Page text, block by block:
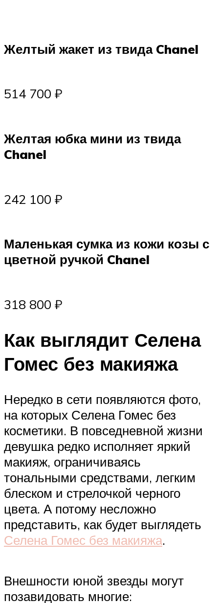
Желтый жакет из твида Chanel
514 700 ₽
Желтая юбка мини из твида
Chanel
242 100 ₽
Маленькая сумка из кожи козы с
цветной ручкой Chanel
318 800 ₽
Как выглядит Селена
Гомес без макияжа
Нередко в сети появляются фото,
на которых Селена Гомес без
косметики. В повседневной жизни
девушка редко исполняет яркий
макияж, ограничиваясь
тональными средствами, легким
блеском и стрелочкой черного
цвета. А потому несложно
представить, как будет выглядеть
Селена Гомес без макияжа.
Внешности юной звезды могут
позавидовать многие: